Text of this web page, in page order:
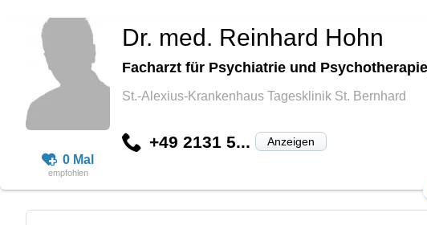
0 Mal
Dr. med. Reinhard Hohn
Facharzt für Psychiatrie und
St.-Alexius-Krankenhaus Tagesklinik St. Bernhard
+49 2131 5... Anzeigen